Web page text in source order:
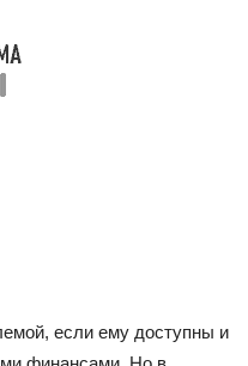
если ему доступны и